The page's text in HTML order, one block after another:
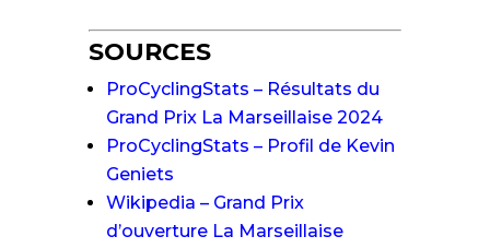
SOURCES
ProCyclingStats – Résultats du
Grand Prix La Marseillaise 2024
ProCyclingStats – Profil de Kevin
Geniets
Wikipedia – Grand Prix
d’ouverture La Marseillaise